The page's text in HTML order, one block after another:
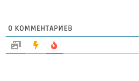
0 КОММЕНТАРИЕВ